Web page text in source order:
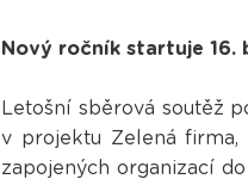
Nový ročník startuje 16.
Letošní sběrová soutěž
v projektu Zelená firma,
zapojených organizací